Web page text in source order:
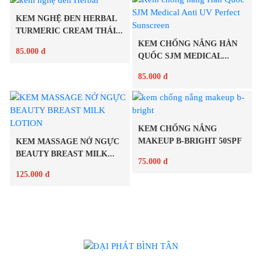
Chi tiết
KEM NGHỆ ĐEN HERBAL
TURMERIC CREAM THÁI...
85.000 đ
Chi tiết
KEM CHỐNG NẮNG HÀN
QUỐC SJM MEDICAL...
85.000 đ
Chi tiết
KEM MASSAGE NỞ NGỰC
BEAUTY BREAST MILK...
125.000 đ
KEM CHỐNG NẮNG
MAKEUP B-BRIGHT 50SPF
75.000 đ